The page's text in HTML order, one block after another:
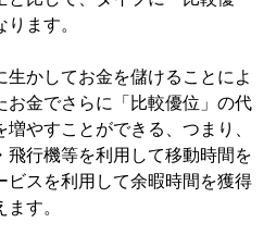
ます。
かしてお金を儲けることによ
お金でさらに「比較優位」の代
やすことができる、つまり、
飛行機等を利用して移動時間を
ビスを利用して余暇時間を獲得
す。